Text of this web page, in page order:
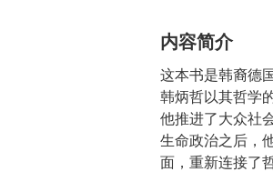
内容简介
这本书是韩裔德
韩炳哲以其哲学
他推进了大众社
生命政治之后，
面，重新连接了